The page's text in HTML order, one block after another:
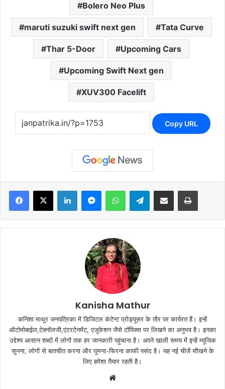
Bolero Neo Plus
maruti suzuki swift next gen Tata Curve
Thar 5-Door Upcoming Cars
Upcoming Swift Next gen
XUV300 Facelift
Copy URL
Facebook
X LinkedInMessengerWhatsAppTelegramShare via Email Print
Kanisha Mathur
कनिशा माथुर जनपत्रिका में डिजिटल कंटेन्ट प्रोड्यूसर के तौर पर कार्यरत हैं। इन्हें
ऑटोमोबाईल,टेक्नॉलजी,एंटरटेनमेंट, एजुकेशन जैसे टॉपिक्स पर लिखने का अनुभव है। इनका
उद्देश्य आसान शब्दों में लोगों तक हर जानकारी पहुंचाना है। अपने खाली समय में इन्हें म्यूजिक
सुनना, लोगों से बातचीत करना और घूमना-फिरना काफी पसंद है। यह नई चीजें सीखने के
लिए हमेशा तैयार रहती है।